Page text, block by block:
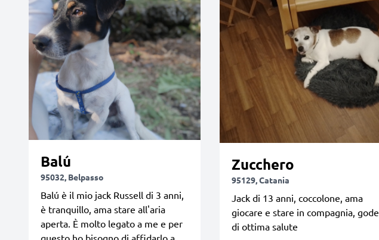
Balú
95032, Belpasso
Balú è il mio jack Russell di 3 anni,
è tranquillo, ama stare all'aria
aperta. È molto legato a me e per
questo ho bisogno di affidarlo a
Zucchero
95129, Catania
Jack di 13 anni, coccolone, ama
giocare e stare in compagnia, gode
di ottima salute